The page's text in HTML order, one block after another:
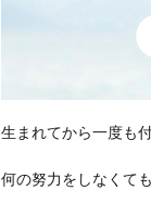
生まれてから一度も
何の努力をしなくて